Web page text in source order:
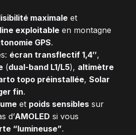
maximale et
exploitable en montagne
GPS.
écran transflectif 1,4″,
(dual-band L1/L5), altimètre
topo préinstallée, Solar
fin.
et poids sensibles sur
d’AMOLED si vous
“lumineuse”.